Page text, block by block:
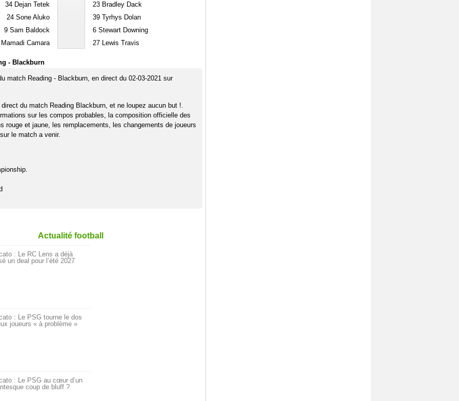
34Dejan Tetek
24Sone Aluko
9Sam Baldock
Camara
23Bradley Dack
39Tyrhys Dolan
6Stewart Downing
27Lewis Travis
- Blackburn
match Reading - Blackburn, en direct du 02-03-2021 sur
du match Reading Blackburn, et ne loupez aucun but !.
sur les compos probables, la composition officielle des
rouge et jaune, les remplacements, les changements de joueurs
le match a venir.
Actualité football
: Le RC Lens a déjà
un deal pour l’été 2027
: Le PSG tourne le dos
joueurs « à problème »
: Le PSG au cœur d’un
coup de bluff ?